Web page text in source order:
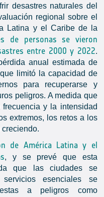
desastres naturales del
regional sobre el
Latina y el Caribe de la
de personas se vieron
entre 2000 y 2022.
anual estimada de
limitó la capacidad de
para recuperarse y
peligros. A medida que
y la intensidad
extremos, los retos a los
de América Latina y el
, y se prevé que esta
que las ciudades se
esenciales se
a peligros como